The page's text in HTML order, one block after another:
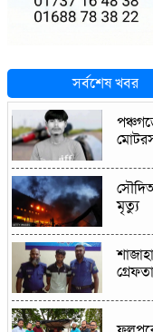
সর্বশেষ খবর
মৃত্যু